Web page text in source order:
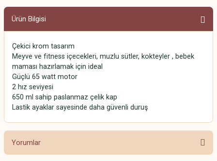
Ürün Bilgisi
Çekici krom tasarım
Meyve ve fitness içecekleri, muzlu sütler, kokteyler , bebek
maması hazırlamak için ideal
Güçlü 65 watt motor
2 hız seviyesi
650 ml sahip paslanmaz çelik kap
Lastik ayaklar sayesinde daha güvenli duruş
Yorumlar